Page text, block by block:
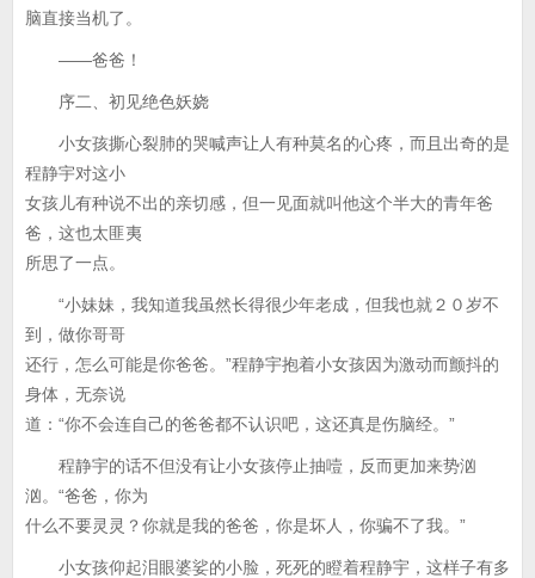
脑直接当机了。
——爸爸！
序二、初见绝色妖娆
小女孩撕心裂肺的哭喊声让人有种莫名的心疼，而且出奇的是
程静宇对这小
女孩儿有种说不出的亲切感，但一见面就叫他这个半大的青年爸
爸，这也太匪夷
所思了一点。
“小妹妹，我知道我虽然长得很少年老成，但我也就２０岁不
到，做你哥哥
还行，怎么可能是你爸爸。”程静宇抱着小女孩因为激动而颤抖的
身体，无奈说
道：“你不会连自己的爸爸都不认识吧，这还真是伤脑经。”
程静宇的话不但没有让小女孩停止抽噎，反而更加来势汹
汹。“爸爸，你为
什么不要灵灵？你就是我的爸爸，你是坏人，你骗不了我。”
小女孩仰起泪眼婆娑的小脸，死死的瞪着程静宇，这样子有多